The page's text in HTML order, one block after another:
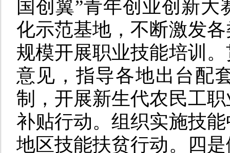
国创翼”青年创业创新
化示范基地，不断激发
规模开展职业技能培训
意见，指导各地出台配
制，开展新生代农民工
补贴行动。组织实施技
地区技能扶贫行动。
四是